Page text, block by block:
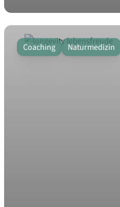
Coaching Naturmedizin